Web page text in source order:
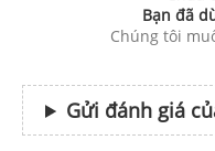
Bạn đã
Chúng tôi
Gửi đánh giá